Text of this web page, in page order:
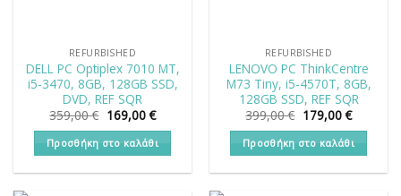
REFURBISHED
DELL PC Optiplex 7010 MT,
i5-3470, 8GB, 128GB SSD,
DVD, REF SQR
359,00€ Original
price
was:
359,00 €.
169,00€Η
τρέχουσα
τιμή
είναι:
169,00 €.
Προσθήκη στο καλάθι
REFURBISHED
LENOVO PC ThinkCentre
M73 Tiny, i5-4570T, 8GB,
128GB SSD, REF SQR
399,00€ Original
price
was:
399,00 €.
179,00€Η
τιμή
είναι:
179,00
Προσθήκη στο καλάθι